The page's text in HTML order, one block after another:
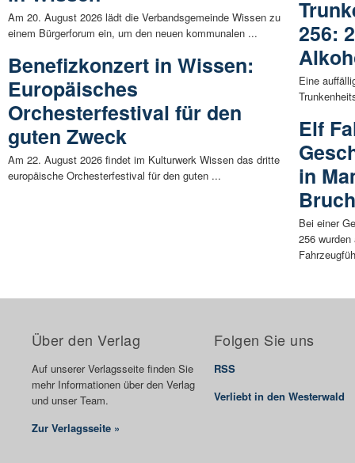
Am 20. August 2026 lädt die Verbandsgemeinde Wissen zu
einem Bürgerforum ein, um den neuen kommunalen ...
Benefizkonzert in Wissen:
Europäisches
Orchesterfestival für den
guten Zweck
Am 22. August 2026 findet im Kulturwerk Wissen das dritte
europäische Orchesterfestival für den guten ...
256:
Eine
Elf
in
Bei einer
256
Über den Verlag
Auf unserer Verlagsseite finden Sie
mehr Informationen über den Verlag
und unser Team.
Zur Verlagsseite »
Folgen Sie uns
RSS
Verliebt in den Westerwald